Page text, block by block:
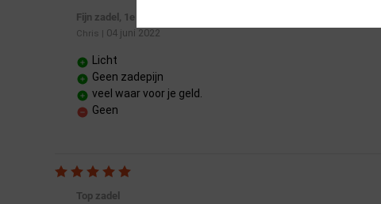
Fijn zadel, 1e rit van 171 km zonder zadelpijn gereden.
Chris | 04 juni 2022
Licht
Geen zadepijn
veel waar voor je geld.
Geen
Top zadel